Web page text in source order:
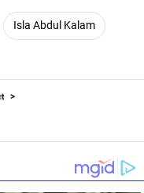
Isla Abdul Kalam